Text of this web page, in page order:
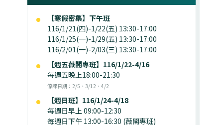
【寒假密集】下午班
116/1/21(四)-1/22(五) 13:30-17:00
116/1/25(一)-1/29(五) 13:30-17:00
116/2/01(一)-2/03(三) 13:30-17:00
【週五薇閣專班】116/1/22-4/16
每週五晚上18:00-21:30
停課日期：2/5、3/12、4/2
【週日班】116/1/24-4/18
每週日早上 09:00-12:30
每週日下午 13:00-16:30 (薇閣專班)